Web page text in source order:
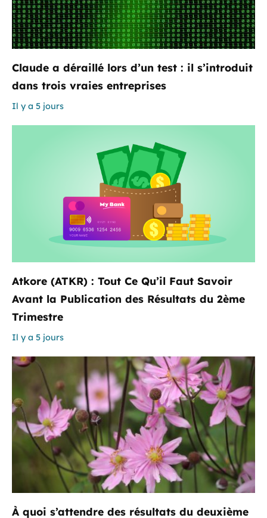
Claude a déraillé lors d’un test : il s’introduit
dans trois vraies entreprises
Il y a 5 jours
Atkore (ATKR) : Tout Ce Qu’il Faut Savoir
Avant la Publication des Résultats du 2ème
Trimestre
Il y a 5 jours
À quoi s’attendre des résultats du deuxième